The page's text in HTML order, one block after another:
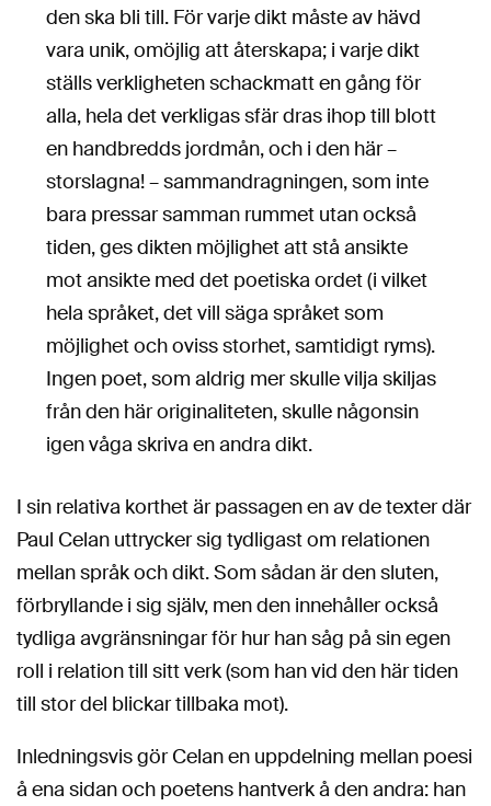
den ska bli till. För varje dikt måste av hävd
vara unik, omöjlig att återskapa; i varje dikt
ställs verkligheten schackmatt en gång för
alla, hela det verkligas sfär dras ihop till blott
en handbredds jordmån, och i den här –
storslagna! – sammandragningen, som inte
bara pressar samman rummet utan också
tiden, ges dikten möjlighet att stå ansikte
mot ansikte med det poetiska ordet (i vilket
hela språket, det vill säga språket som
möjlighet och oviss storhet, samtidigt ryms).
Ingen poet, som aldrig mer skulle vilja skiljas
från den här originaliteten, skulle någonsin
igen våga skriva en andra dikt.
I sin relativa korthet är passagen en av de texter där
Paul Celan uttrycker sig tydligast om relationen
mellan språk och dikt. Som sådan är den sluten,
förbryllande i sig själv, men den innehåller också
tydliga avgränsningar för hur han såg på sin egen
roll i relation till sitt verk (som han vid den här tiden
till stor del blickar tillbaka mot).
Inledningsvis gör Celan en uppdelning mellan poesi
å ena sidan och poetens hantverk å den andra: han